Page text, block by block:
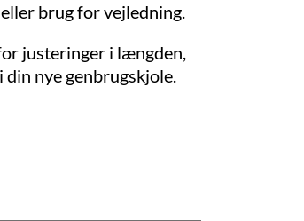
brug for vejledning.
justeringer i længden,
nye genbrugskjole.